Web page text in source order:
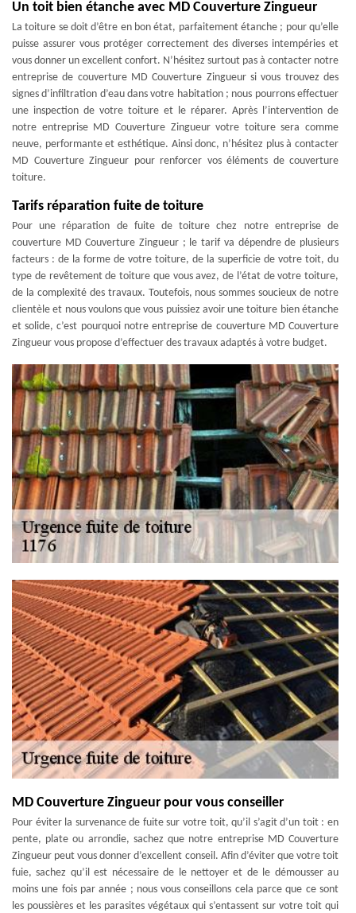
Un toit bien étanche avec MD Couverture Zingueur
La toiture se doit d’être en bon état, parfaitement étanche ; pour qu’elle
puisse assurer vous protéger correctement des diverses intempéries et
vous donner un excellent confort. N’hésitez surtout pas à contacter notre
entreprise de couverture MD Couverture Zingueur si vous trouvez des
signes d’infiltration d’eau dans votre habitation ; nous pourrons effectuer
une inspection de votre toiture et le réparer. Après l’intervention de
notre entreprise MD Couverture Zingueur votre toiture sera comme
neuve, performante et esthétique. Ainsi donc, n’hésitez plus à contacter
MD Couverture Zingueur pour renforcer vos éléments de couverture
toiture.
Tarifs réparation fuite de toiture
Pour une réparation de fuite de toiture chez notre entreprise de
couverture MD Couverture Zingueur ; le tarif va dépendre de plusieurs
facteurs : de la forme de votre toiture, de la superficie de votre toit, du
type de revêtement de toiture que vous avez, de l’état de votre toiture,
de la complexité des travaux. Toutefois, nous sommes soucieux de notre
clientèle et nous voulons que vous puissiez avoir une toiture bien étanche
et solide, c’est pourquoi notre entreprise de couverture MD Couverture
Zingueur vous propose d’effectuer des travaux adaptés à votre budget.
MD Couverture Zingueur pour vous conseiller
Pour éviter la survenance de fuite sur votre toit, qu’il s’agit d’un toit : en
pente, plate ou arrondie, sachez que notre entreprise MD Couverture
Zingueur peut vous donner d’excellent conseil. Afin d’éviter que votre toit
fuie, sachez qu’il est nécessaire de le nettoyer et de le démousser au
moins une fois par année ; nous vous conseillons cela parce que ce sont
les poussières et les parasites végétaux qui s’entassent sur votre toit qui